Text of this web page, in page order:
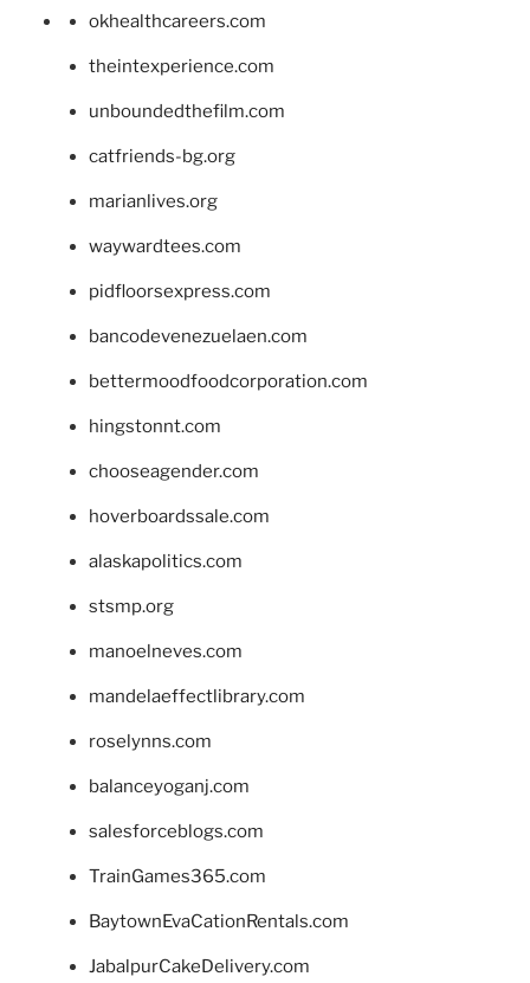
okhealthcareers.com
theintexperience.com
unboundedthefilm.com
catfriends-bg.org
marianlives.org
waywardtees.com
pidfloorsexpress.com
bancodevenezuelaen.com
bettermoodfoodcorporation.com
hingstonnt.com
chooseagender.com
hoverboardssale.com
alaskapolitics.com
stsmp.org
manoelneves.com
mandelaeffectlibrary.com
roselynns.com
balanceyoganj.com
salesforceblogs.com
TrainGames365.com
BaytownEvaCationRentals.com
JabalpurCakeDelivery.com